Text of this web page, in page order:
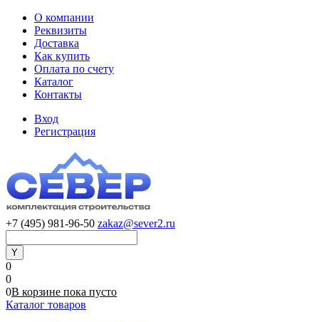
О компании
Реквизиты
Доставка
Как купить
Оплата по счету
Каталог
Контакты
Вход
Регистрация
+7 (495) 981-96-50 zakaz@sever2.ru
0
0
0В корзине пока пусто
Каталог товаров